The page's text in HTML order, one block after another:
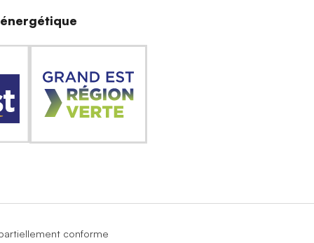
conforme